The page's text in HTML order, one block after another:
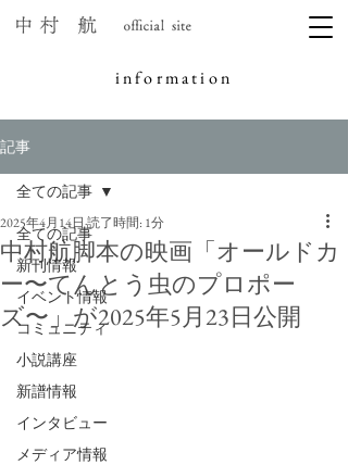
information
記事
全ての記事
新刊情報
イベント情報
コミュニティ
小説講座
新譜情報
インタビュー
メディア情報
全ての記事
中村航脚本の映画「オールドカ
ー〜てんとう虫のプロポー
ズ〜」が2025年5月23日公開
2025年4月14日読了時間: 1分